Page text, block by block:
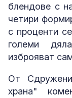
блендове с
четири
с проценти
големи
изброяват
От
храна"